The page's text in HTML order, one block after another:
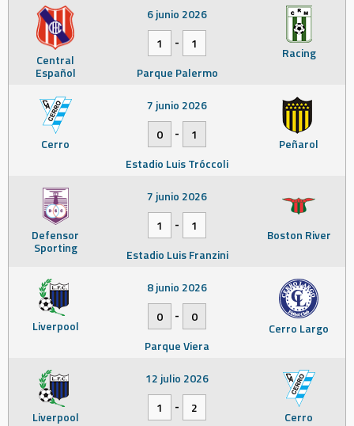
Central
Español
Racing
6 junio 2026
1
-
1
Parque Palermo
Cerro Peñarol
7 junio 2026
0
-
1
Estadio Luis Tróccoli
Defensor
Sporting
Boston River
7 junio 2026
1
-
1
Estadio Luis Franzini
Liverpool Cerro Largo
8 junio 2026
0
-
0
Parque Viera
Liverpool Cerro
12 julio 2026
1
-
2